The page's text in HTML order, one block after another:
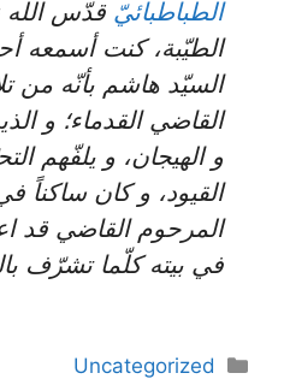
الطباطبائيّ قدّس
الطيّبة، كنت أسمعه
السيّد هاشم بأنّه من
القاضي القدماء؛ و
و الهيجان، و يلفّهم
القيود، و كان ساكناً
المرحوم القاضي قد
في بيته كلّما تشرّف
دسته‌ها
Uncategorized